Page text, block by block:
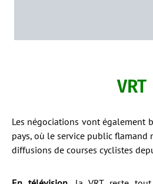
VRT
Les négociations vont également
pays, où le service public flamand
diffusions de courses cyclistes